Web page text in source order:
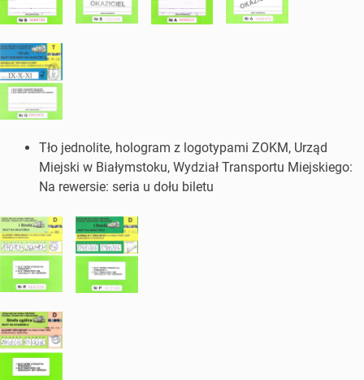
Tło jednolite, hologram z logotypami ZOKM, Urząd
Miejski w Białymstoku, Wydział Transportu Miejskiego:
Na rewersie: seria u dołu biletu